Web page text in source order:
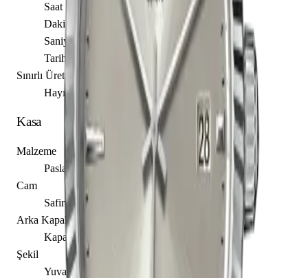
Saat
Dakika
Saniye
Tarih
Sınırlı Üretim
Hayır
Kasa
Malzeme
Paslanmaz Çelik
Cam
Safir
Arka Kapak
Kapalı
Şekil
Yuvarlak